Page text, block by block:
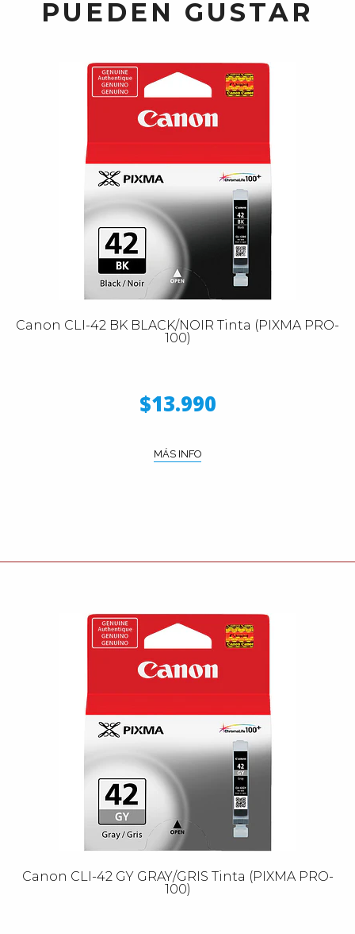
PUEDEN GUSTAR
Canon CLI-42 BK BLACK/NOIR Tinta (PIXMA PRO-
100)
$13.990
MÁS INFO
Canon CLI-42 GY GRAY/GRIS Tinta (PIXMA PRO-
100)